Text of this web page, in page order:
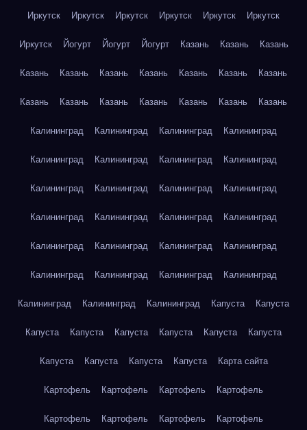
Иркутск Иркутск Иркутск Иркутск Иркутск Иркутск
Иркутск Йогурт Йогурт Йогурт Казань Казань Казань
Казань Казань Казань Казань Казань Казань Казань
Казань Казань Казань Казань Казань Казань Казань
Калининград Калининград Калининград Калининград
Калининград Калининград Калининград Калининград
Калининград Калининград Калининград Калининград
Калининград Калининград Калининград Калининград
Калининград Калининград Калининград Калининград
Калининград Калининград Калининград Калининград
Калининград Калининград Калининград Капуста Капуста
Капуста Капуста Капуста Капуста Капуста Капуста
Капуста Капуста Капуста Капуста Карта сайта
Картофель Картофель Картофель Картофель
Картофель Картофель Картофель Картофель